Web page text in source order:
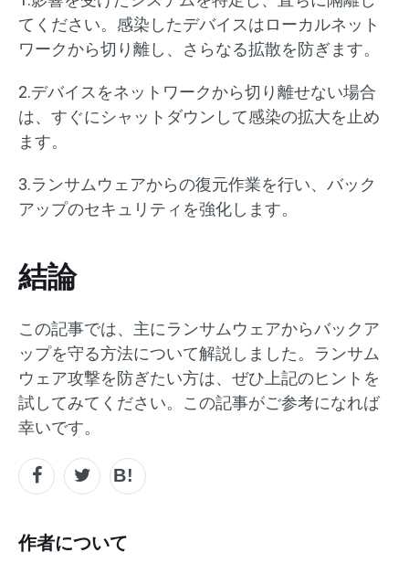
てください。感染したデバイスはローカルネット
ワークから切り離し、さらなる拡散を防ぎます。
2.デバイスをネットワークから切り離せない場合
は、すぐにシャットダウンして感染の拡大を止め
ます。
3.ランサムウェアからの復元作業を行い、バック
アップのセキュリティを強化します。
結論
この記事では、主にランサムウェアからバックア
ップを守る方法について解説しました。ランサム
ウェア攻撃を防ぎたい方は、ぜひ上記のヒントを
試してみてください。この記事がご参考になれば
幸いです。
作者について